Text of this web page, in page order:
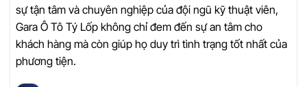
sự tận tâm và chuyên nghiệp của đội ngũ kỹ thuật viên,
Gara Ô Tô Tý Lốp không chỉ đem đến sự an tâm cho
khách hàng mà còn giúp họ duy trì tình trạng tốt nhất của
phương tiện.